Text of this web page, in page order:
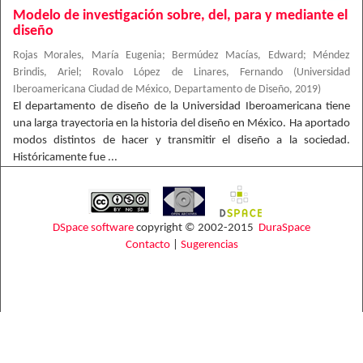
Modelo de investigación sobre, del, para y mediante el
diseño
Rojas Morales, María Eugenia; Bermúdez Macías, Edward;
Méndez
Brindis, Ariel ; Rovalo López de Linares, Fernando (Universidad
Iberoamericana Ciudad de México, Departamento de Diseño, 2019)
El departamento de diseño de la Universidad Iberoamericana tiene
una larga trayectoria en la historia del diseño en México. Ha aportado
modos distintos de hacer y transmitir el diseño a la sociedad.
Históricamente fue ...
DSpace software copyright © 2002-2015 DuraSpace
Contacto| Sugerencias